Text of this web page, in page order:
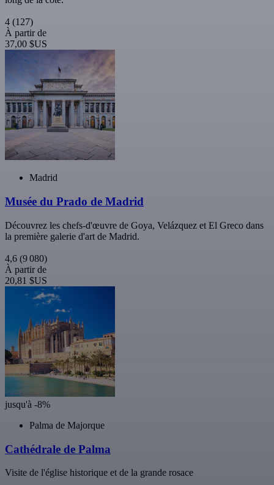
4 (127)
À partir de
37,00 $US
Madrid
Musée du Prado de Madrid
Découvrez les chefs-d'œuvre de Goya, Velázquez et El Greco dans
la première galerie d'art de Madrid.
4,6 (9 080)
À partir de
20,81 $US
jusqu'à -8%
Palma de Majorque
Cathédrale de Palma
Visite de l'église historique et de la grande rosace